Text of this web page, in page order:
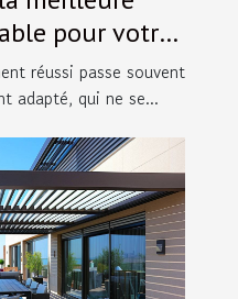
pour votre
réussi passe souvent
adapté, qui ne se...